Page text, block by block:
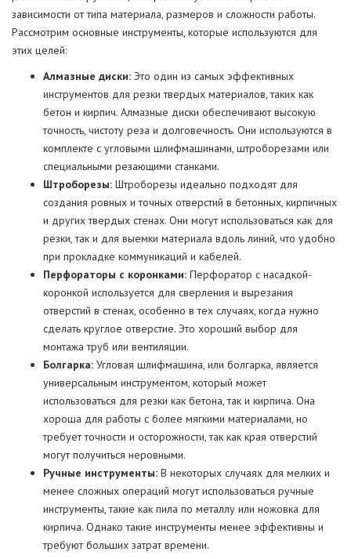
зависимости от типа материала, размеров и сложности работы.
Рассмотрим основные инструменты, которые используются для
этих целей:
Алмазные диски: Это один из самых эффективных
инструментов для резки твердых материалов, таких как
бетон и кирпич. Алмазные диски обеспечивают высокую
точность, чистоту реза и долговечность. Они используются в
комплекте с угловыми шлифмашинами, штроборезами или
специальными резающими станками.
Штроборезы: Штроборезы идеально подходят для
создания ровных и точных отверстий в бетонных, кирпичных
и других твердых стенах. Они могут использоваться как для
резки, так и для выемки материала вдоль линий, что удобно
при прокладке коммуникаций и кабелей.
Перфораторы с коронками: Перфоратор с насадкой-
коронкой используется для сверления и вырезания
отверстий в стенах, особенно в тех случаях, когда нужно
сделать круглое отверстие. Это хороший выбор для
монтажа труб или вентиляции.
Болгарка: Угловая шлифмашина, или болгарка, является
универсальным инструментом, который может
использоваться для резки как бетона, так и кирпича. Она
хороша для работы с более мягкими материалами, но
требует точности и осторожности, так как края отверстий
могут получиться неровными.
Ручные инструменты: В некоторых случаях для мелких и
менее сложных операций могут использоваться ручные
инструменты, такие как пила по металлу или ножовка для
кирпича. Однако такие инструменты менее эффективны и
требуют больших затрат времени.